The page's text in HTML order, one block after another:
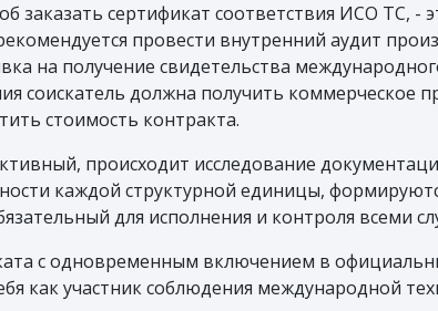
заказать сертификат соответствия ИСО ТС,
провести внутренний аудит
на получение свидетельства
соискатель должна получить коммерческое
стоимость контракта.
происходит исследование
каждой структурной единицы,
для исполнения и контроля всеми
с одновременным включением в
как участник соблюдения международной